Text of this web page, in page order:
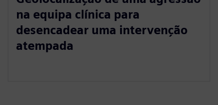
na equipa clínica para
desencadear uma intervenção
atempada